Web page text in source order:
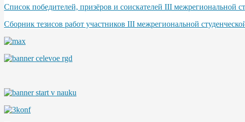
Список победителей, призёров и соискателей III межрегиональной
Сборник тезисов работ участников III межрегиональной